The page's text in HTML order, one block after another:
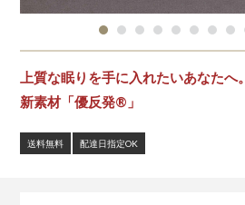
上質な眠りを手に入れたいあなたへ。
新素材「優反発®」
送料無料 配達日指定OK